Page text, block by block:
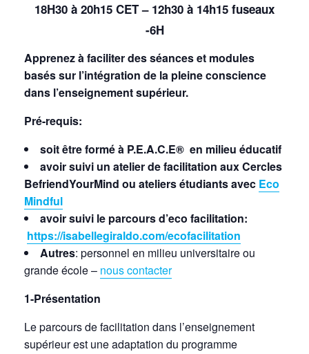
18H30 à 20h15 CET – 12h30 à 14h15 fuseaux
-6H
Apprenez à faciliter des séances et modules
basés sur l’intégration de la pleine conscience
dans l’enseignement supérieur.
Pré-requis:
soit être formé à P.E.A.C.E® en milieu éducatif
avoir suivi un atelier de facilitation aux Cercles
BefriendYourMind ou ateliers étudiants avec Eco
Mindful
avoir suivi le parcours d’eco facilitation:
https://isabellegiraldo.com/ecofacilitation
Autres: personnel en milieu universitaire ou
grande école – nous contacter
1-Présentation
Le parcours de facilitation dans l’enseignement
supérieur est une adaptation du programme